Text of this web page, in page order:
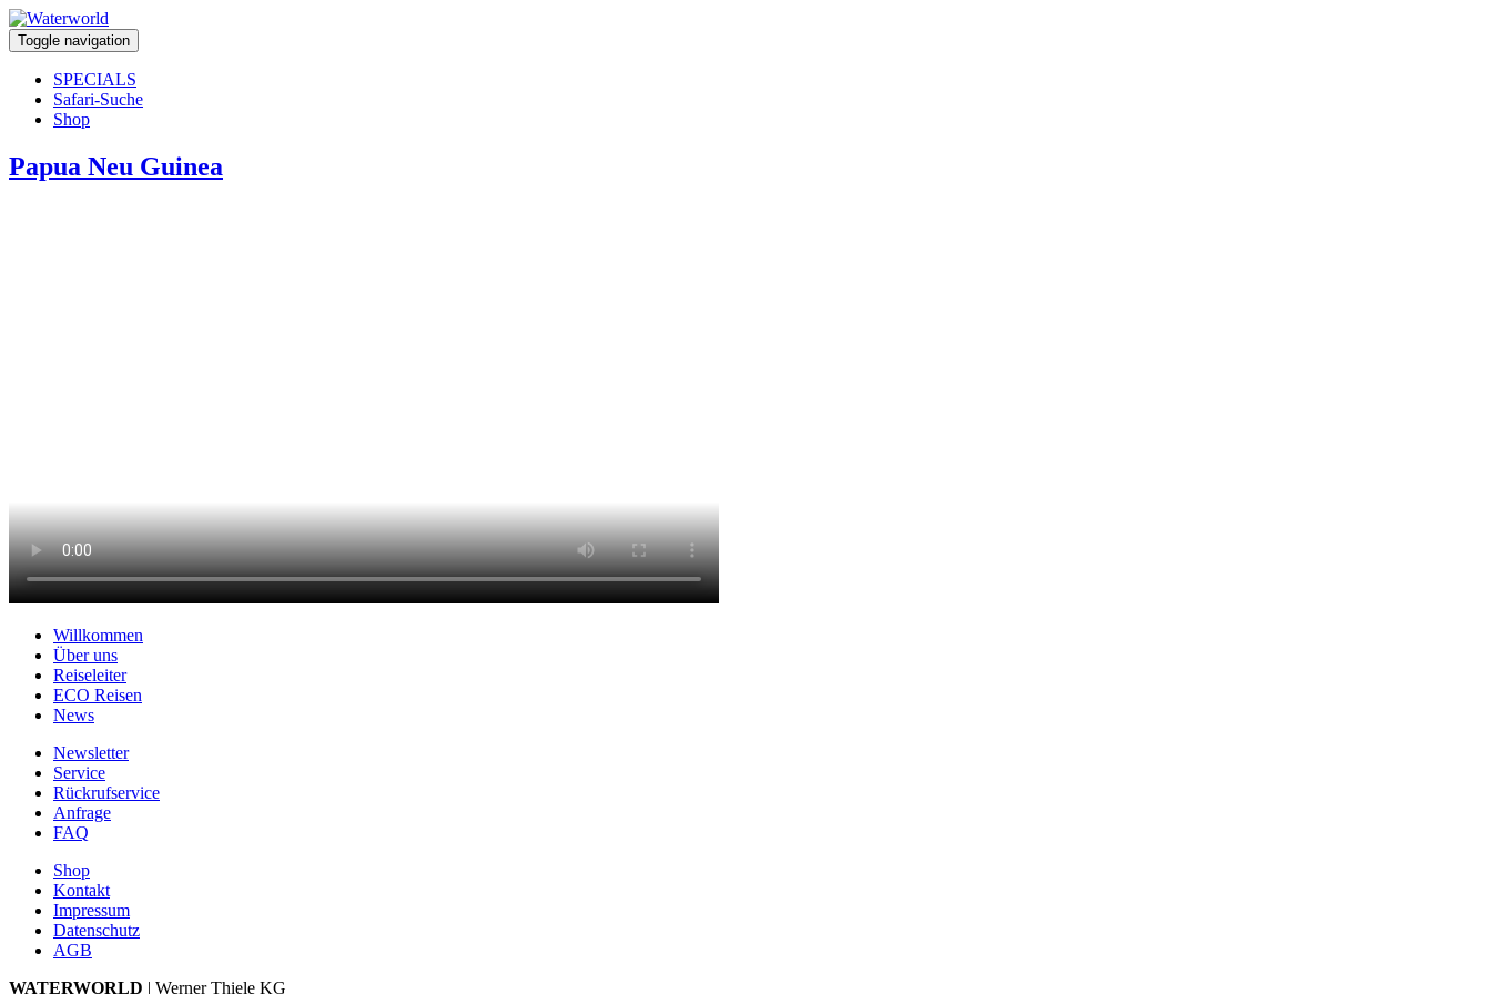
Toggle navigation
SPECIALS
Safari-Suche
Shop
Papua Neu Guinea
Willkommen
Über uns
Reiseleiter
ECO Reisen
News
Newsletter
Service
Rückrufservice
Anfrage
FAQ
Shop
Kontakt
Impressum
Datenschutz
AGB
WATERWORLD | Werner Thiele KG